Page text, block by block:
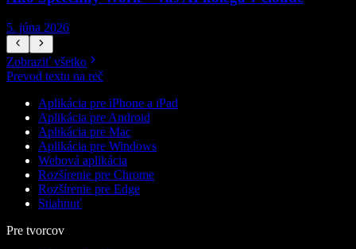
5. júna 2026
Zobraziť všetko
Prevod textu na reč
Aplikácia pre iPhone a iPad
Aplikácia pre Android
Aplikácia pre Mac
Aplikácia pre Windows
Webová aplikácia
Rozšírenie pre Chrome
Rozšírenie pre Edge
Stiahnuť
Pre tvorcov